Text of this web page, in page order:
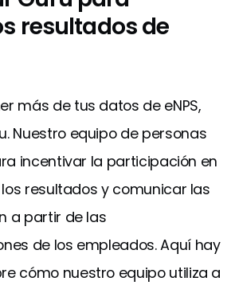
resultados de
más de tus datos de eNPS,
Nuestro equipo de personas
incentivar la participación en
los resultados y comunicar las
a partir de las
de los empleados. Aquí hay
cómo nuestro equipo utiliza a